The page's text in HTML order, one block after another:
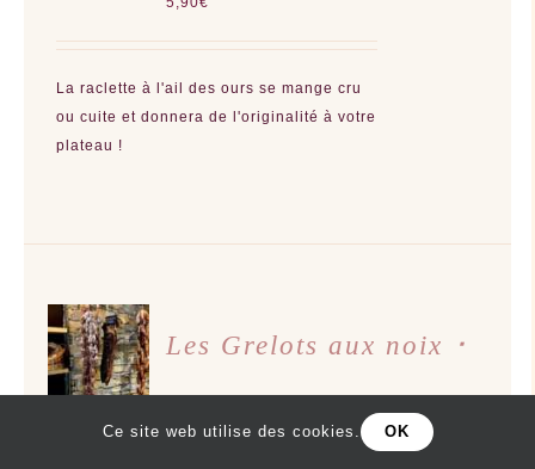
La raclette à l'ail des ours se mange cru
ou cuite et donnera de l'originalité à votre
plateau !
AJOUTER
AU
PANIER
/
Les Grelots aux noix ･
≈ 300g
Ce site web utilise des cookies. OK